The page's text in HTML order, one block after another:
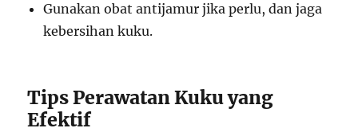
Gunakan obat antijamur jika perlu, dan jaga
kebersihan kuku.
Tips Perawatan Kuku yang
Efektif